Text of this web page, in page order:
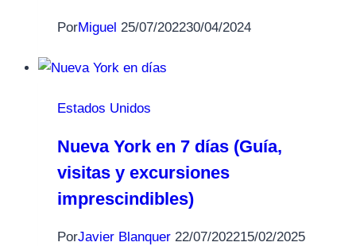
PorMiguel 25/07/202230/04/2024
Estados Unidos
Nueva York en 7 días (Guía,
visitas y excursiones
imprescindibles)
PorJavier Blanquer 22/07/202215/02/2025